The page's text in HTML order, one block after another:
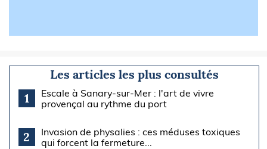
Les articles les plus consultés
1
Escale à Sanary-sur-Mer : l'art de vivre
provençal au rythme du port
2
Invasion de physalies : ces méduses toxiques
qui forcent la fermeture...